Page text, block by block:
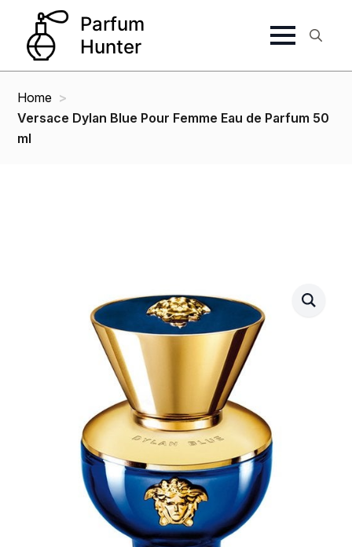
Home
Versace Dylan Blue Pour Femme Eau de Parfum 50
ml